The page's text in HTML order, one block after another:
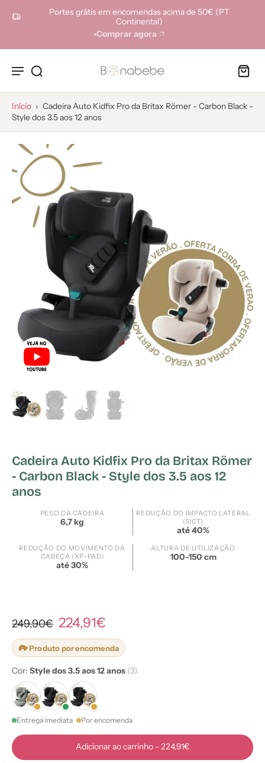
Portes grátis em encomendas acima de 50€ (PT
Continental)
Comprar agora
Início › Cadeira Auto Kidfix Pro da Britax Römer - Carbon Black -
Style dos 3.5 aos 12 anos
Cadeira Auto Kidfix Pro da Britax Römer
- Carbon Black - Style dos 3.5 aos 12
anos
PESO DA CADEIRA
6,7 kg
REDUÇÃO DO IMPACTO LATERAL
(SICT)
até 40%
REDUÇÃO DO MOVIMENTO DA
CABEÇA (XP-PAD)
até 30%
ALTURA DE UTILIZAÇÃO
100-150 cm
249,90€ 224,91€
Produto por encomenda
Cor: Style dos 3.5 aos 12 anos (3)
Entrega imediata Por encomenda
Adicionar ao carrinho - 224,91€